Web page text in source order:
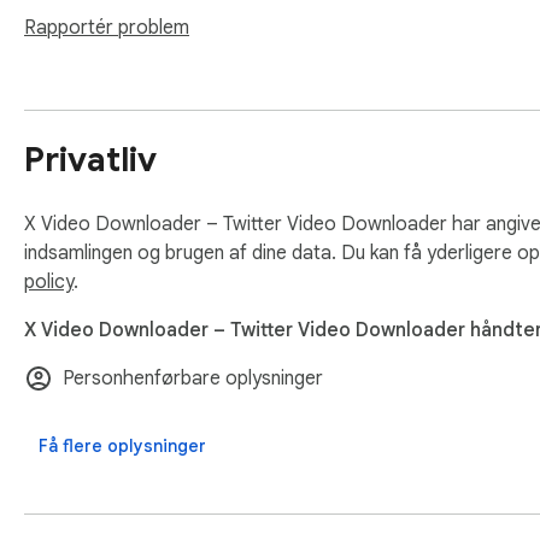
Effortlessly build your collection of stunning Twitter/X
Data Privacy
Your data stays on your device and is not stored or
This extension is an independently developed product by
Rapportér problem
Privatliv
X Video Downloader – Twitter Video Downloader har
indsamlingen og brugen af dine data. Du kan få yderligere
policy.
X Video Downloader – Twitter Video Downloader
Personhenførbare oplysninger
Få flere oplysninger